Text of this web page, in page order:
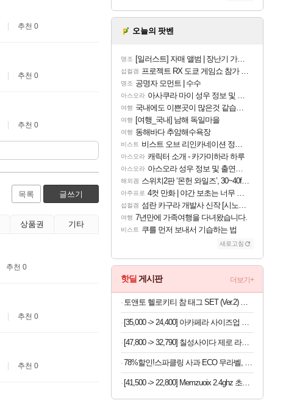
추천 0
추천 0
추천 0
목록 글쓰기
상품권 기타
추천 0
추천 0
추천 0
오늘의 팟벤
명조 [일러스트] 자매 앨범 | 장난기 가득한 오후의 공원 (리메이크판)
섭컬겜 프로젝트 RX 도쿄 게임쇼 참가 결정
명조 공명자 모먼트 | 수수
아스오라 아사쿠라 마이 성우 정보 및 주요 필모
여행 국내에도 이쁜곳이 많은것 같습니다
여행 [여행_국내] 남해 독일마을
여행 동해바다 추암해수욕장
비스트 비스트 오브 리인카네이션 정보/공략글 모음
아스오라 캐릭터 소개 - 카가미하라 하루
아스오라 아스오라 성우 정보 및 출연작 모음
해외겜 스위치2판 ‘몬헌 와일즈’, 30~40fps 목표 추정
아주프로 4컷 만화 | 야간 보초는 너무 힘들어
섭컬겜 섬란 카구라 개발사 신작 [시노비 넥서스] 연내 출시 예정
여행 7년만에 가족여행을 다녀왔습니다.
비스트 쿠를 먼저 보내서 기습하는 법
새로고침
핫딜 게시판 더보기+
토앤토 헬로키티 참 태그 SET (Ver.2) 여자 키높이 쪼리 슬리퍼
[35,000 -> 24,400] 아카페라 사이즈업 벤티 헤이즐넛 600ml x 24개
[47,800 -> 32,790] 칠성사이다 제로 라임 355ml x 48개
78%할인!스파클링 사과 ECO 무라벨, 500ml 20개
[41,500 -> 22,800] Memzuoix 2.4ghz 초경량 저소음 무선마우스